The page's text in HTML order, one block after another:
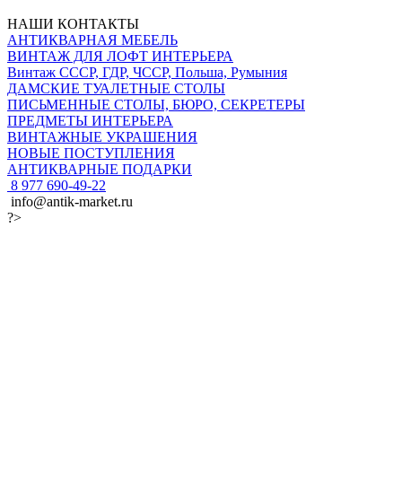
НАШИ КОНТАКТЫ
АНТИКВАРНАЯ МЕБЕЛЬ
ВИНТАЖ ДЛЯ ЛОФТ ИНТЕРЬЕРА
Винтаж СССР, ГДР, ЧССР, Польша, Румыния
ДАМСКИЕ ТУАЛЕТНЫЕ СТОЛЫ
ПИСЬМЕННЫЕ СТОЛЫ, БЮРО, СЕКРЕТЕРЫ
ПРЕДМЕТЫ ИНТЕРЬЕРА
ВИНТАЖНЫЕ УКРАШЕНИЯ
НОВЫЕ ПОСТУПЛЕНИЯ
АНТИКВАРНЫЕ ПОДАРКИ
8 977 690-49-22
info@antik-market.ru
?>